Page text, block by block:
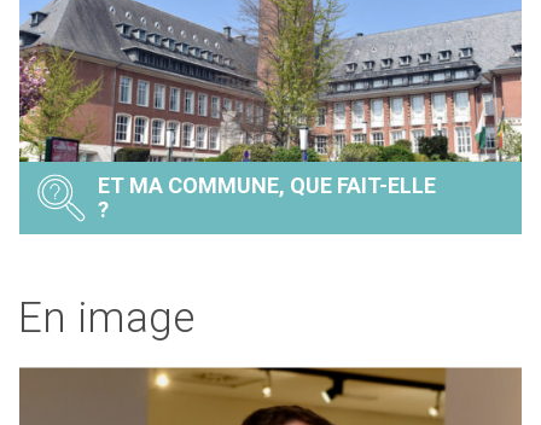
ET MA COMMUNE, QUE FAIT-ELLE
?
En image